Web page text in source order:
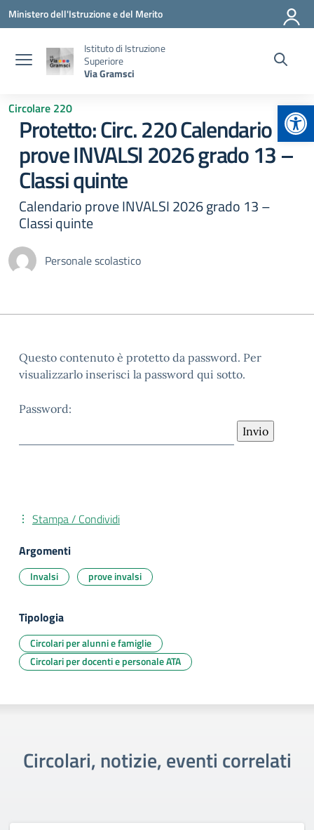
Vai ai contenuti
Vai al menu di navigazione
Vai al footer
Ministero dell'Istruzione e del Merito
Istituto di Istruzione
Superiore
Via Gramsci
Circolare 220
Protetto: Circ. 220 Calendario
prove INVALSI 2026 grado 13 –
Classi quinte
Calendario prove INVALSI 2026 grado 13 –
Classi quinte
Personale scolastico
Questo contenuto è protetto da password. Per
visualizzarlo inserisci la password qui sotto.
Password:
Stampa / Condividi
Argomenti
Invalsi prove invalsi
Tipologia
Circolari per alunni e famiglie
Circolari per docenti e personale ATA
Circolari, notizie, eventi correlati